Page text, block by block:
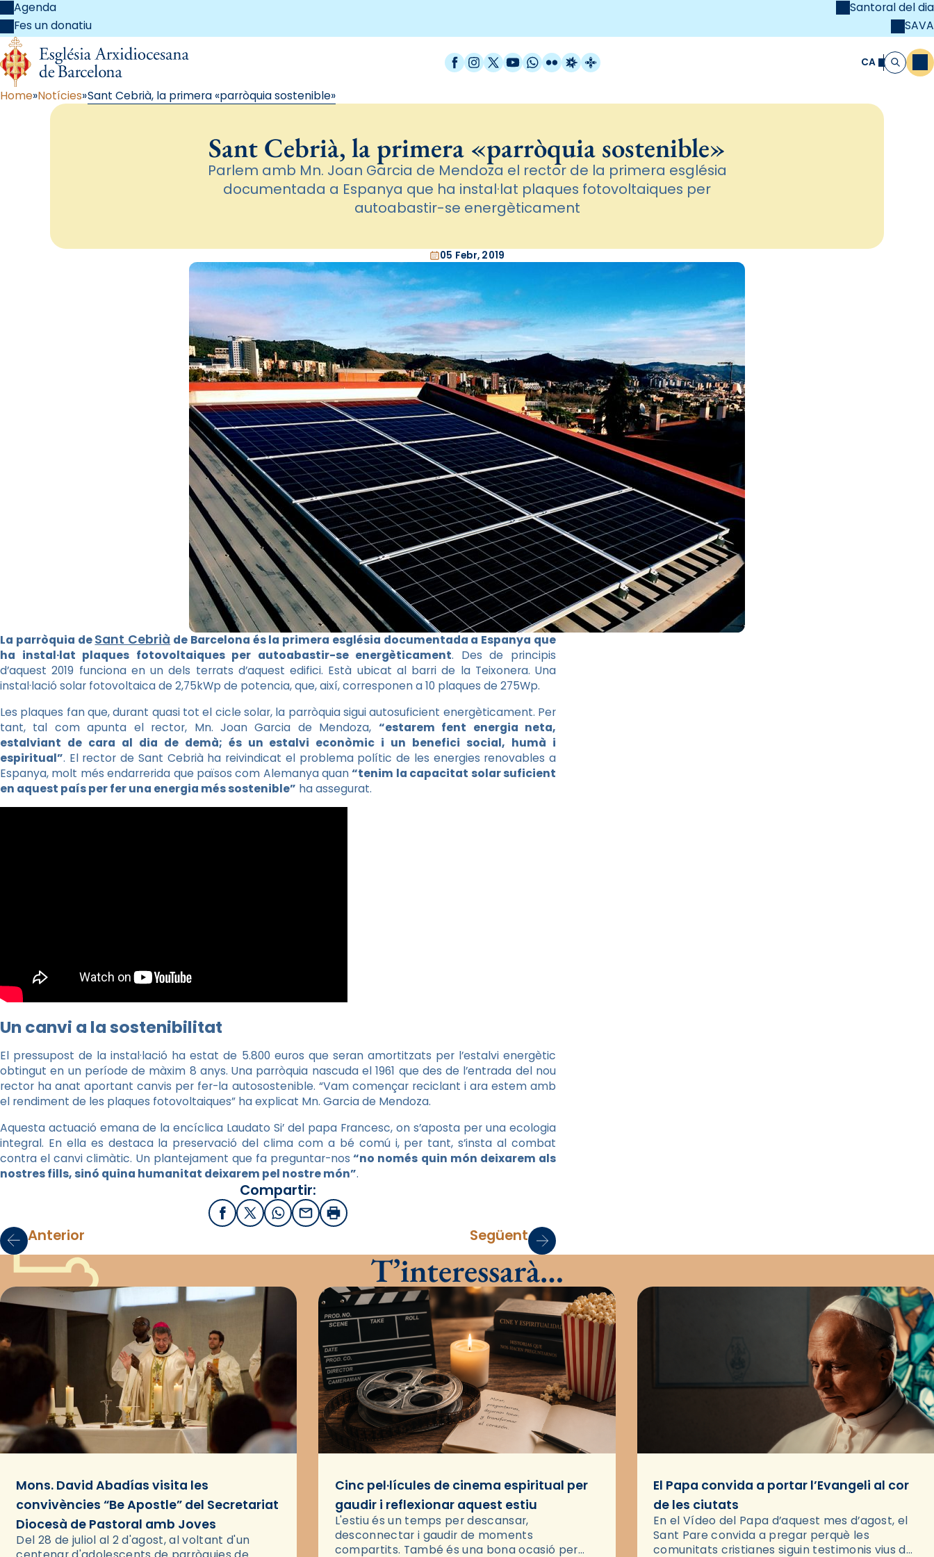
Agenda
Fes un donatiu
Santoral del dia
SAVA
Facebook
Instagram
X / Twitter
YouTube
WhatsApp
FlickrRadio Estel
Catalunya Cristiana CA Cerca
Home Notícies Sant Cebrià, la primera «parròquia sostenible»
Sant Cebrià, la primera «parròquia sostenible»
Parlem amb Mn. Joan Garcia de Mendoza el rector de la primera església
documentada a Espanya que ha instal·lat plaques fotovoltaiques per
autoabastir-se energèticament
05 Febr, 2019
La parròquia deSant Cebrià de Barcelona és la primera església documentada a Espanya que
ha instal·lat plaques fotovoltaiques per autoabastir-se energèticament. Des de principis
d’aquest 2019 funciona en un dels terrats d’aquest edifici. Està ubicat al barri de la Teixonera. Una
instal·lació solar fotovoltaica de 2,75kWp de potencia, que, així, corresponen a 10 plaques de 275Wp.
Les plaques fan que, durant quasi tot el cicle solar, la parròquia sigui autosuficient energèticament. Per
tant, tal com apunta el rector, Mn. Joan Garcia de Mendoza, “estarem fent energia neta,
estalviant de cara al dia de demà; és un estalvi econòmic i un benefici social, humà i
espiritual”. El rector de Sant Cebrià ha reivindicat el problema polític de les energies renovables a
Espanya, molt més endarrerida que països com Alemanya quan“tenim la capacitat solar suficient
en aquest país per fer una energia més sostenible” ha assegurat.
Un canvi a la sostenibilitat
El pressupost de la instal·lació ha estat de 5.800 euros que seran amortitzats per l’estalvi energètic
obtingut en un període de màxim 8 anys. Una parròquia nascuda el 1961 que des de l’entrada del nou
rector ha anat aportant canvis per fer-la autosostenible. “Vam començar reciclant i ara estem amb
el rendiment de les plaques fotovoltaiques” ha explicat Mn. Garcia de Mendoza.
Aquesta actuació emana de la encíclica Laudato Si’ del papa Francesc, on s’aposta per una ecologia
integral. En ella es destaca la preservació del clima com a bé comú i, per tant, s’insta al combat
contra el canvi climàtic. Un plantejament que fa preguntar-nos “no només quin món deixarem als
nostres fills, sinó quina humanitat deixarem pel nostre món”.
Compartir:
FacebookX / Twitter
WhatsApp
EmailImprimir
Anterior Següent
T’interessarà…
Mons. David Abadías visita les
convivències “Be Apostle” del Secretariat
Diocesà de Pastoral amb Joves
Del 28 de juliol al 2 d'agost, al voltant d'un
Cinc pel·lícules de cinema espiritual per
gaudir i reflexionar aquest estiu
L'estiu és un temps per descansar,
desconnectar i gaudir de moments
compartits. També és una bona ocasió per
El Papa convida a portar l’Evangeli al cor
de les ciutats
En el Vídeo del Papa d’aquest mes d’agost, el
Sant Pare convida a pregar perquè les
comunitats cristianes siguin testimonis vius de